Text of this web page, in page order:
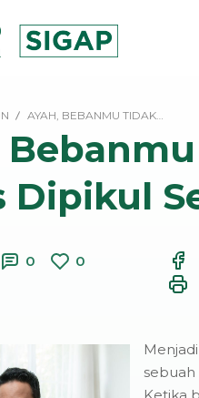
AYAH, BEBANMU TIDAK…
Dipikul
0 0
sebuah
Ketika